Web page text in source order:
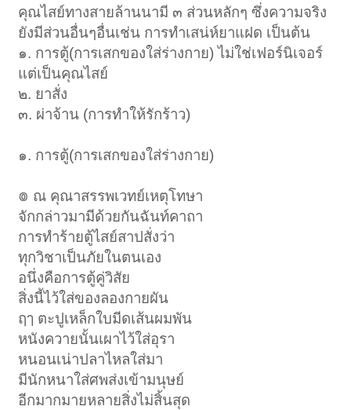
คุณไสย์ทางสายล้านนามี ๓ ส่วนหลักๆ ซึ่งความจริง
ยังมีส่วนอื่นๆอื่นเช่น การทำเสน่ห์ยาแฝด เป็นต้น
๑. การตู้(การเสกของใส่ร่างกาย) ไม่ใช่เฟอร์นิเจอร์
แต่เป็นคุณไสย์
๒. ยาสั่ง
๓. ผ่าจ้าน (การทำให้รักร้าว)
๑. การตู้(การเสกของใส่ร่างกาย)
៙ ณ คุณาสรรพเวทย์เหตุโทษา
จักกล่าวมามีด้วยกันฉันท์คาถา
การทำร้ายตู้ไสย์สาปสั่งว่า
ทุกวิชาเป็นภัยในตนเอง
อนึ่งคือการตู้คู่วิสัย
สิ่งนี้ไว้ใส่ของลองกายผัน
ฤๅ ตะปูเหล็กใบมีดเส้นผมพัน
หนังควายนั้นเผาไว้ใส่อุรา
หนอนเน่าปลาไหลใส่มา
มีนักหนาใส่ศพส่งเข้ามนุษย์
อีกมากมายหลายสิ่งไม่สิ้นสุด